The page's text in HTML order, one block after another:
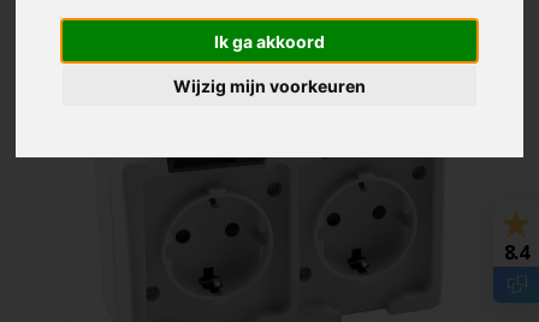
Ik ga akkoord
Wijzig mijn voorkeuren
8.4